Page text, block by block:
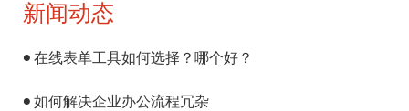
新闻动态
在线表单工具如何选择？哪个好？
如何解决企业办公流程冗杂